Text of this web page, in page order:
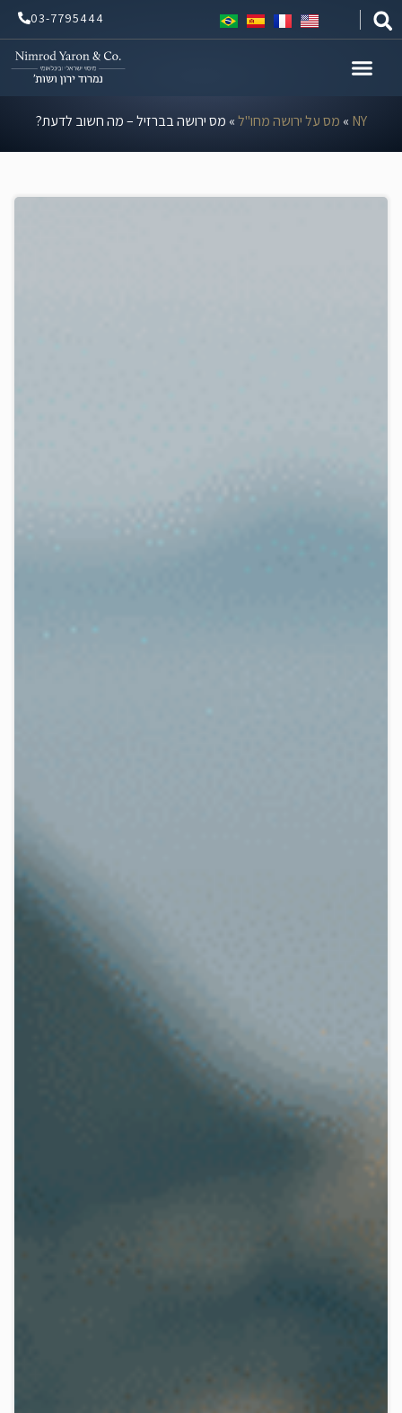
דילוג
לתוכן
03-7795444
NY
» מס על ירושה מחו"ל» מס ירושה בברזיל – מה חשוב לדעת?